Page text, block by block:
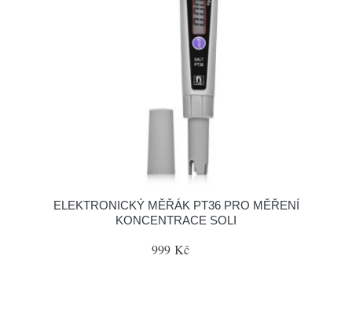
ELEKTRONICKÝ MĚŘÁK PT36 PRO MĚŘENÍ
KONCENTRACE SOLI
999 Kč